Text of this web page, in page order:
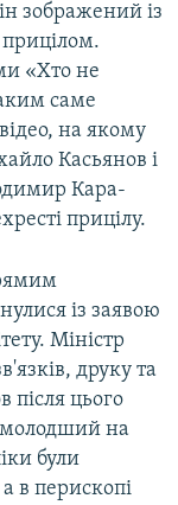
зображений із
«Хто не
саме
на якому
Касьянов і
Кара-
прицілу.
із заявою
Міністр
друку та
після цього
на
були
в перископі